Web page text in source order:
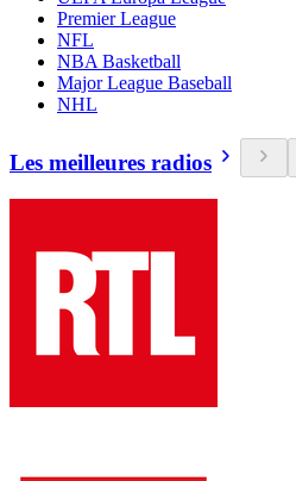
Premier League
NFL
NBA Basketball
Major League Baseball
NHL
Les meilleures radios